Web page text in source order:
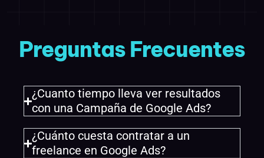
Preguntas Frecuentes
¿Cuanto tiempo lleva ver resultados
con una Campaña de Google Ads?
¿Cuánto cuesta contratar a un
freelance en Google Ads?